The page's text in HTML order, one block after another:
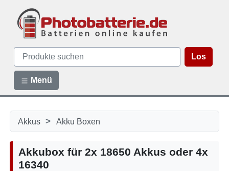
Los
Menü
Akkus > Akku Boxen
Akkubox für 2x 18650 Akkus oder 4x
16340